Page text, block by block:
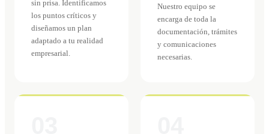
sin prisa. Identificamos
los puntos críticos y
diseñamos un plan
adaptado a tu realidad
empresarial.
Nuestro equipo se
encarga de toda la
documentación, trámites
y comunicaciones
necesarias.